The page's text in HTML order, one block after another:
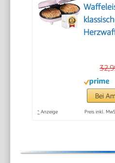
ideal für
Ostern &
Bei
* Anzeige Preis inkl.